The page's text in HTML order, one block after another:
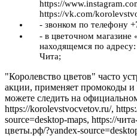
https://
https://vk.com/
- звонком по телефону
- в цветочном магазине
находящемся по
Чита;
"Королевство цветов" часто
акции, применяет промокоды
можете следить на
https://korolevstvocvetov.ru/,
source=desktop-maps, https://
цветы.рф/?yandex-